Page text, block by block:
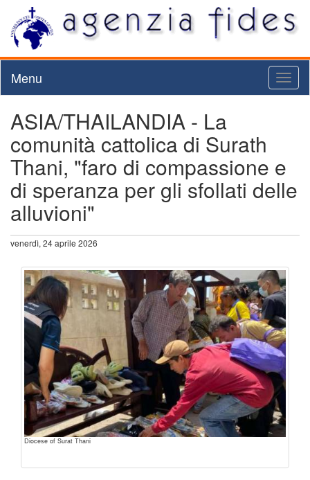
Menu
ASIA/THAILANDIA - La
comunità cattolica di Surath
Thani, "faro di compassione e
di speranza per gli sfollati delle
alluvioni"
venerdì, 24 aprile 2026
Diocese of Surat Thani